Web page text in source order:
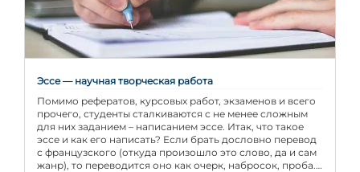
Эссе — научная творческая работа
Помимо рефератов, курсовых работ, экзаменов и всего
прочего, студенты сталкиваются с не менее сложным
для них заданием – написанием эссе. Итак, что такое
эссе и как его написать? Если брать дословно перевод
с французского (откуда произошло это слово, да и сам
жанр), то переводится оно как очерк, набросок, проба.